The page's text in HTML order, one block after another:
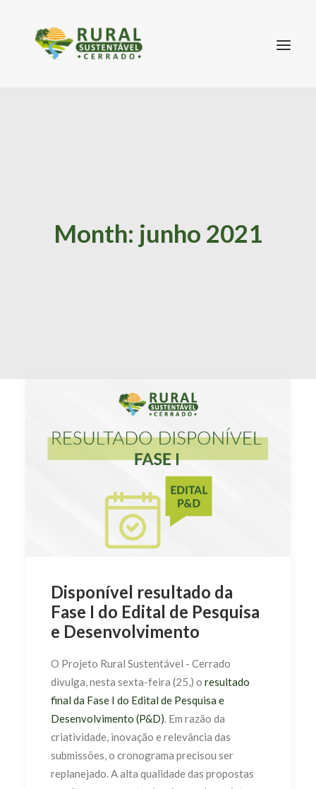
Month: junho 2021
Disponível resultado da
Fase I do Edital de Pesquisa
e Desenvolvimento
O Projeto Rural Sustentável - Cerrado
divulga, nesta sexta-feira (25,) o resultado
final da Fase I do Edital de Pesquisa e
Desenvolvimento (P&D). Em razão da
criatividade, inovação e relevância das
submissões, o cronograma precisou ser
replanejado. A alta qualidade das propostas